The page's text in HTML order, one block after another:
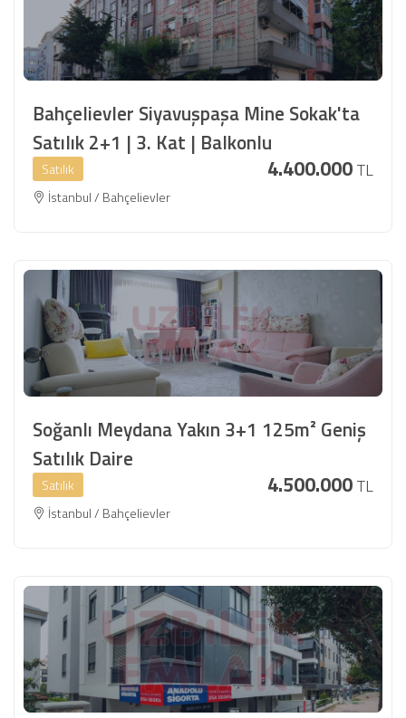
Bahçelievler Siyavuşpaşa Mine Sokak'ta
Satılık 2+1 | 3. Kat | Balkonlu
Satılık 4.400.000TL
İstanbul / Bahçelievler
Soğanlı Meydana Yakın 3+1 125m² Geniş
Satılık Daire
Satılık 4.500.000TL
İstanbul / Bahçelievler